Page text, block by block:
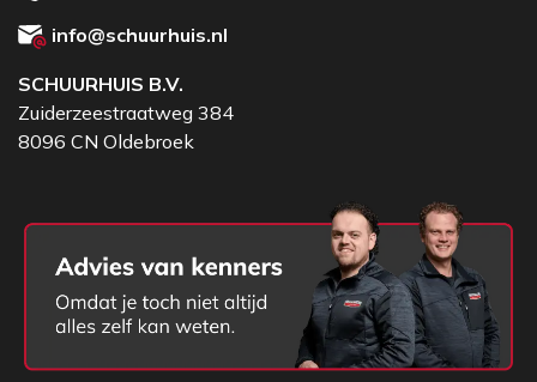
info@schuurhuis.nl
SCHUURHUIS B.V.
Zuiderzeestraatweg 384
8096 CN Oldebroek